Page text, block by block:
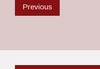
Previous